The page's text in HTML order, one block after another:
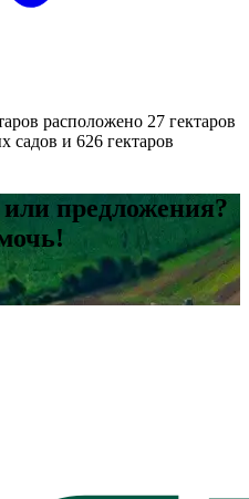
расположено 27 гектаров
садов и 626 гектаров
предложения?